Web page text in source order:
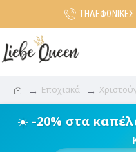
ΤΗΛΕΦΩΝΙΚΕΣ
Εποχιακά
☀️ -20% στα